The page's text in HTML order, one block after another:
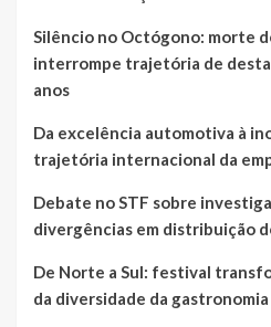
Silêncio no Octógono: morte
interrompe trajetória de
anos
Da excelência automotiva à
trajetória internacional da
Debate no STF sobre
divergências em distribuição
De Norte a Sul: festival
da diversidade da